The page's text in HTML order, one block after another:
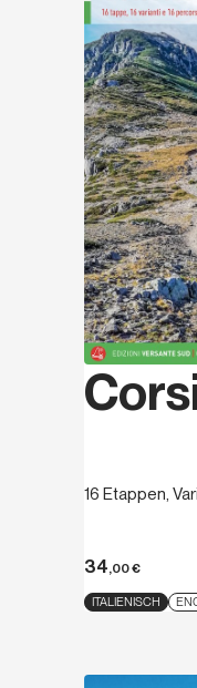
16 Etappen,
34,00€
ITALIENISCH